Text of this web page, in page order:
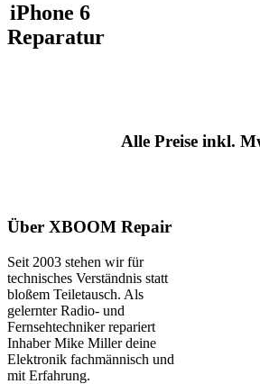
iPhone 6
Reparatur
Alle Preise inkl.
Über XBOOM Repair
Seit 2003 stehen wir für
technisches Verständnis statt
bloßem Teiletausch. Als
gelernter Radio- und
Fernsehtechniker repariert
Inhaber Mike Miller deine
Elektronik fachmännisch und
mit Erfahrung.